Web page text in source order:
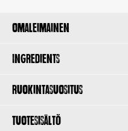
Omaleimainen
Ingredients
Ruokintasuositus
Tuotesisältö